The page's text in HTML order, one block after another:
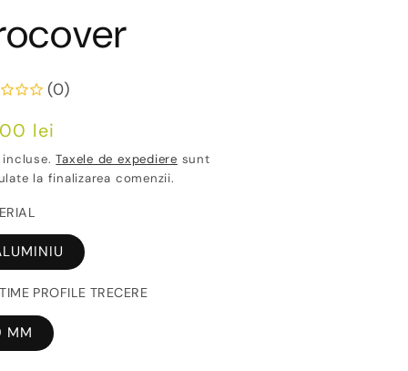
(0)
lei
incluse.Taxele de expediere sunt
la finalizarea comenzii.
PROFILE TRECERE
MM